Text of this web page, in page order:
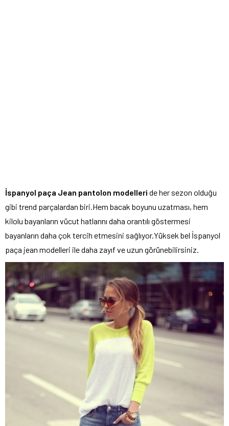
İspanyol paça Jean pantolon modelleri de her sezon olduğu
gibi trend parçalardan biri.Hem bacak boyunu uzatması, hem
kilolu bayanların vücut hatlarını daha orantılı göstermesi
bayanların daha çok tercih etmesini sağlıyor.Yüksek bel İspanyol
paça jean modelleri ile daha zayıf ve uzun görünebilirsiniz.